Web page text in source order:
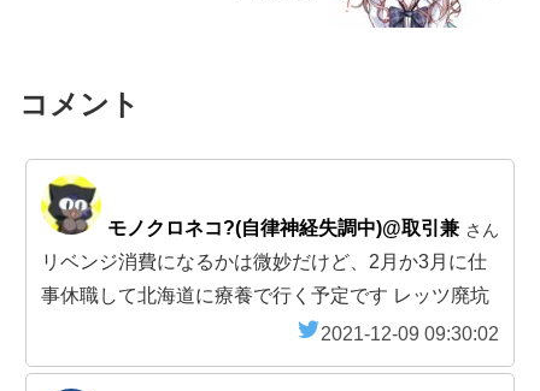
コメント
モノクロネコ?(自律神経失調中)@取引兼 さん
リベンジ消費になるかは微妙だけど、2月か3月に仕
事休職して北海道に療養で行く予定です レッツ廃坑
2021-12-09 09:30:02